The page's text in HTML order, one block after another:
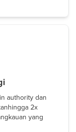
authority dan
2x
yang